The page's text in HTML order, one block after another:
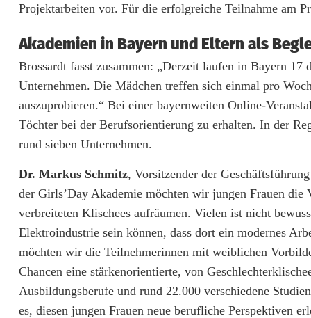
l
a
n
z
d
e
r
G
i
r
l
s
Projektarbeiten vor. Für die erfolgreiche Teilnahme am
Akademien in Bayern und Eltern als
Brossardt fasst zusammen: „Derzeit laufen in Bayern
Unternehmen. Die Mädchen treffen sich einmal pro
auszuprobieren.“ Bei einer bayernweiten Online-
Töchter bei der Berufsorientierung zu erhalten. In der
rund sieben Unternehmen.
Dr. Markus Schmitz, Vorsitzender der
der Girls’Day Akademie möchten wir jungen Frauen
verbreiteten Klischees aufräumen. Vielen ist nicht
Elektroindustrie sein können, dass dort ein modernes
möchten wir die Teilnehmerinnen mit weiblichen
Chancen eine stärkenorientierte, von
Ausbildungsberufe und rund 22.000 verschiedene
es, diesen jungen Frauen neue berufliche Perspektiven